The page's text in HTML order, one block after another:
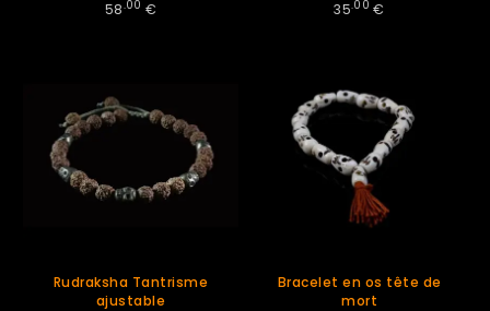
58.00 €
35.00 €
Rudraksha Tantrisme
ajustable
Bracelet en os tête de
mort